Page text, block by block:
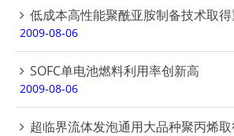
低成本高性能聚酰亚胺制备技术取
2009-08-06
SOFC单电池燃料利用率创新高
2009-08-06
超临界流体发泡通用大品种聚丙烯